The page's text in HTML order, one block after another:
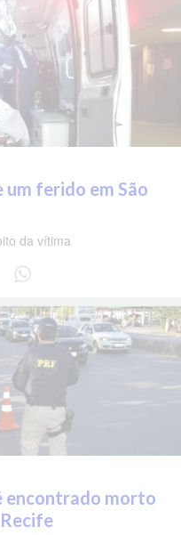
ferido em São
da vítima
encontrado morto